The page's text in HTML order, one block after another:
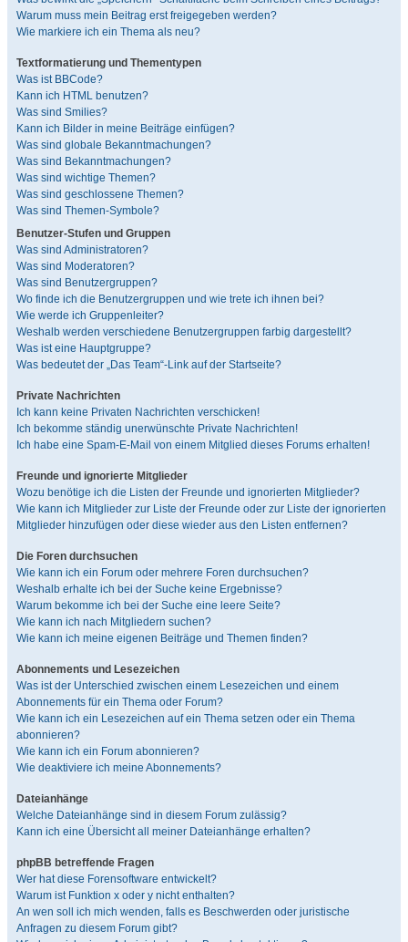
Warum muss mein Beitrag erst freigegeben werden?
Wie markiere ich ein Thema als neu?
Textformatierung und Thementypen
Was ist BBCode?
Kann ich HTML benutzen?
Was sind Smilies?
Kann ich Bilder in meine Beiträge einfügen?
Was sind globale Bekanntmachungen?
Was sind Bekanntmachungen?
Was sind wichtige Themen?
Was sind geschlossene Themen?
Was sind Themen-Symbole?
Benutzer-Stufen und Gruppen
Was sind Administratoren?
Was sind Moderatoren?
Was sind Benutzergruppen?
Wo finde ich die Benutzergruppen und wie trete ich ihnen bei?
Wie werde ich Gruppenleiter?
Weshalb werden verschiedene Benutzergruppen farbig dargestellt?
Was ist eine Hauptgruppe?
Was bedeutet der „Das Team“-Link auf der Startseite?
Private Nachrichten
Ich kann keine Privaten Nachrichten verschicken!
Ich bekomme ständig unerwünschte Private Nachrichten!
Ich habe eine Spam-E-Mail von einem Mitglied dieses Forums erhalten!
Freunde und ignorierte Mitglieder
Wozu benötige ich die Listen der Freunde und ignorierten Mitglieder?
Wie kann ich Mitglieder zur Liste der Freunde oder zur Liste der ignorierten
Mitglieder hinzufügen oder diese wieder aus den Listen entfernen?
Die Foren durchsuchen
Wie kann ich ein Forum oder mehrere Foren durchsuchen?
Weshalb erhalte ich bei der Suche keine Ergebnisse?
Warum bekomme ich bei der Suche eine leere Seite?
Wie kann ich nach Mitgliedern suchen?
Wie kann ich meine eigenen Beiträge und Themen finden?
Abonnements und Lesezeichen
Was ist der Unterschied zwischen einem Lesezeichen und einem
Abonnements für ein Thema oder Forum?
Wie kann ich ein Lesezeichen auf ein Thema setzen oder ein Thema
abonnieren?
Wie kann ich ein Forum abonnieren?
Wie deaktiviere ich meine Abonnements?
Dateianhänge
Welche Dateianhänge sind in diesem Forum zulässig?
Kann ich eine Übersicht all meiner Dateianhänge erhalten?
phpBB betreffende Fragen
Wer hat diese Forensoftware entwickelt?
Warum ist Funktion x oder y nicht enthalten?
An wen soll ich mich wenden, falls es Beschwerden oder juristische
Anfragen zu diesem Forum gibt?